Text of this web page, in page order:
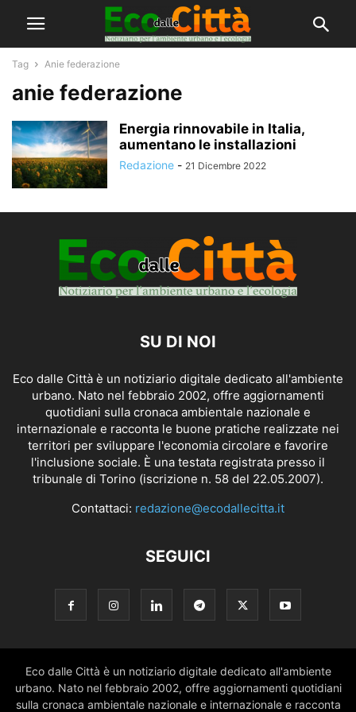
Tag Anie federazione
anie federazione
Energia rinnovabile in Italia,
aumentano le installazioni
Redazione - 21 Dicembre 2022
SU DI NOI
Eco dalle Città è un notiziario digitale dedicato all'ambiente
urbano. Nato nel febbraio 2002, offre aggiornamenti
quotidiani sulla cronaca ambientale nazionale e
internazionale e racconta le buone pratiche realizzate nei
territori per sviluppare l'economia circolare e favorire
l'inclusione sociale. È una testata registrata presso il
tribunale di Torino (iscrizione n. 58 del 22.05.2007).
Contattaci: redazione@ecodallecitta.it
SEGUICI
Eco dalle Città è un notiziario digitale dedicato all'ambiente
urbano. Nato nel febbraio 2002, offre aggiornamenti quotidiani
sulla cronaca ambientale nazionale e internazionale e racconta